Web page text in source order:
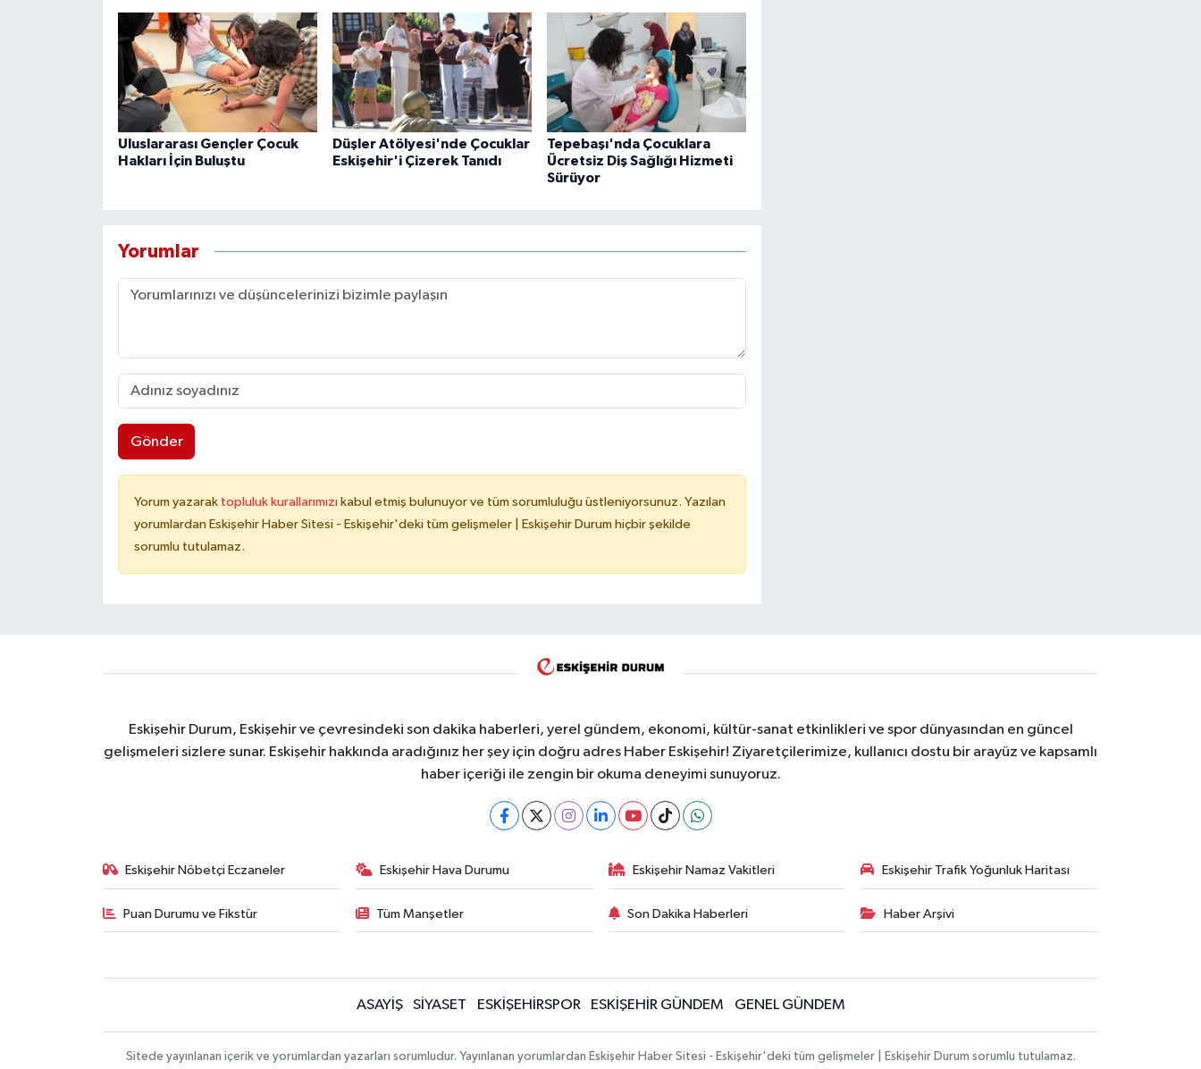
Uluslararası Gençler Çocuk
Hakları İçin Buluştu
Düşler Atölyesi'nde Çocuklar
Eskişehir'i Çizerek Tanıdı
Tepebaşı'nda Çocuklara
Ücretsiz Diş Sağlığı Hizmeti
Sürüyor
Yorumlar
Gönder
Yorum yazarak topluluk kurallarımızı kabul etmiş bulunuyor ve tüm sorumluluğu üstleniyorsunuz. Yazılan
yorumlardan Eskişehir Haber Sitesi - Eskişehir'deki tüm gelişmeler | Eskişehir Durum hiçbir şekilde
sorumlu tutulamaz.
Eskişehir Durum, Eskişehir ve çevresindeki son dakika haberleri, yerel gündem, ekonomi, kültür-sanat etkinlikleri ve spor dünyasından en güncel
gelişmeleri sizlere sunar. Eskişehir hakkında aradığınız her şey için doğru adres Haber Eskişehir! Ziyaretçilerimize, kullanıcı dostu bir arayüz ve kapsamlı
haber içeriği ile zengin bir okuma deneyimi sunuyoruz.
Eskişehir Nöbetçi Eczaneler Eskişehir Hava Durumu Eskişehir Namaz Vakitleri Eskişehir Trafik Yoğunluk Haritası
Puan Durumu ve Fikstür Tüm Manşetler Son Dakika Haberleri Haber Arşivi
ASAYİŞ SİYASET ESKİŞEHİRSPOR ESKİŞEHİR GÜNDEM GENEL GÜNDEM
Sitede yayınlanan içerik ve yorumlardan yazarları sorumludur. Yayınlanan yorumlardan Eskişehir Haber Sitesi - Eskişehir'deki tüm gelişmeler | Eskişehir Durum sorumlu tutulamaz.